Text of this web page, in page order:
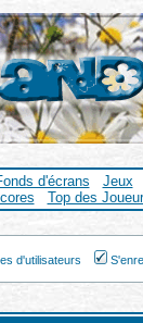
d'écrans Jeux
Top des
d'utilisateurs